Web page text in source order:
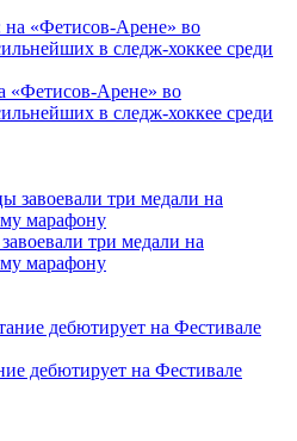
«Фетисов-Арене» во
в следж-хоккее среди
три медали на
марафону
дебютирует на Фестивале